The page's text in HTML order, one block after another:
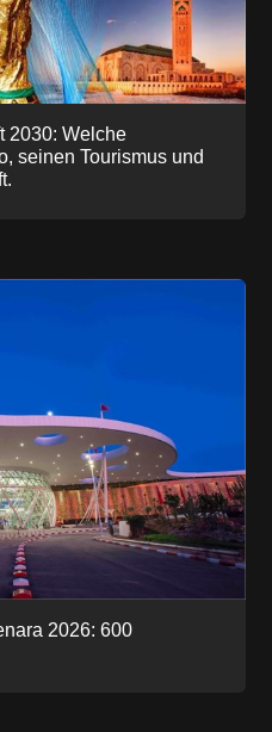
2030: Welche
seinen Tourismus und
2026: 600